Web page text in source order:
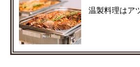
温製料理はア